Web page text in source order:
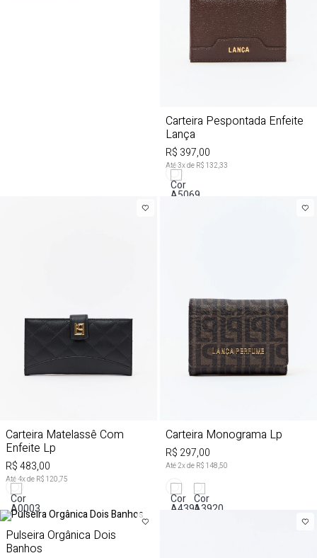
Carteira Pespontada Enfeite
Lança
R$ 397,00
Até3x de R$ 132,33
Carteira Matelassê Com
Enfeite Lp
R$ 483,00
Até4x de R$ 120,75
Carteira Monograma Lp
R$ 297,00
Até 2x de R$ 148,50
Pulseira Orgânica Dois
Banhos